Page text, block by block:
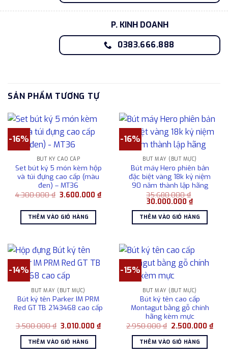
P. KINH DOANH
0383.666.888
SẢN PHẨM TƯƠNG TỰ
-16%
BÚT KÝ CAO CẤP
Set bút ký 5 món kèm hộp
và túi đựng cao cấp (màu
đen) – MT36
4.300.000₫ Giá
4.300.000 ₫.
3.600.000₫Giá
hiện
3.600.000 ₫.
THÊM VÀO GIỎ HÀNG
-16%
BÚT MÁY (BÚT MỰC)
Bút máy Hero phiên bản
đặc biệt vàng 18k kỷ niệm
90 năm thành lập hãng
35.680.000₫
Giá
là:
35.680.000 ₫.
30.000.000 ₫Giá
hiện
tại
là:
THÊM VÀO GIỎ HÀNG
-14%
BÚT MÁY (BÚT MỰC)
Bút ký tên Parker IM PRM
Red GT TB 2143468 cao cấp
3.500.000₫ Giá
là:
3.500.000 ₫.
3.010.000₫Giá
hiện
3.010.000 ₫.
THÊM VÀO GIỎ HÀNG
-15%
BÚT MÁY (BÚT MỰC)
Bút ký tên cao cấp
Montagut bằng gỗ chính
hãng kèm mực
2.950.000₫ Giá
là:
2.950.000 ₫.
2.500.000₫Giá
hiện
THÊM VÀO GIỎ HÀNG